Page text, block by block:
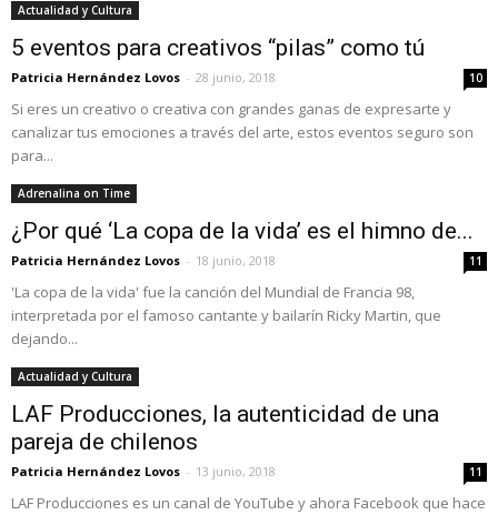
Actualidad y Cultura
5 eventos para creativos “pilas” como tú
Patricia Hernández Lovos - 28 junio, 2018 10
Si eres un creativo o creativa con grandes ganas de expresarte y
canalizar tus emociones a través del arte, estos eventos seguro son
para...
Adrenalina on Time
¿Por qué ‘La copa de la vida’ es el himno de...
Patricia Hernández Lovos - 18 junio, 2018 11
'La copa de la vida' fue la canción del Mundial de Francia 98,
interpretada por el famoso cantante y bailarín Ricky Martin, que
dejando...
Actualidad y Cultura
LAF Producciones, la autenticidad de una
pareja de chilenos
Patricia Hernández Lovos - 13 junio, 2018 11
LAF Producciones es un canal de YouTube y ahora Facebook que hace